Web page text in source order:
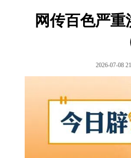
网传百色严
2026-07-08